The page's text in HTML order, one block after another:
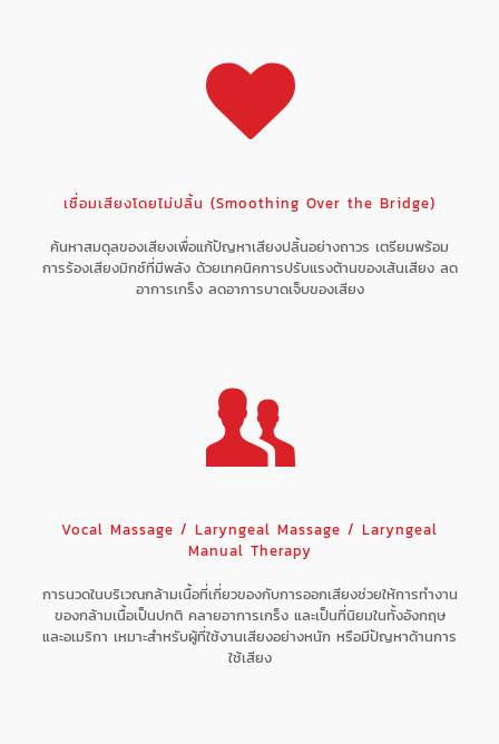
เชื่อมเสียงโดยไม่ปลิ้น (Smoothing Over the Bridge)
ค้นหาสมดุลของเสียงเพื่อแก้ปัญหาเสียงปลิ้นอย่างถาวร เตรียมพร้อม
การร้องเสียงมิกซ์ที่มีพลัง ด้วยเทคนิคการปรับแรงต้านของเส้นเสียง ลด
อาการเกร็ง ลดอาการบาดเจ็บของเสียง
Vocal Massage / Laryngeal Massage / Laryngeal
Manual Therapy
การนวดในบริเวณกล้ามเนื้อที่เกี่ยวของกับการออกเสียงช่วยให้การทำงาน
ของกล้ามเนื้อเป็นปกติ คลายอาการเกร็ง และเป็นที่นิยมในทั้งอังกฤษ
และอเมริกา เหมาะสำหรับผู้ที่ใช้งานเสียงอย่างหนัก หรือมีปัญหาด้านการ
ใช้เสียง